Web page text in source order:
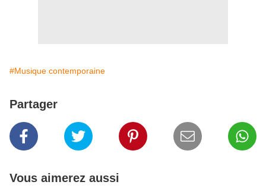
#Musique contemporaine
Partager
Vous aimerez aussi